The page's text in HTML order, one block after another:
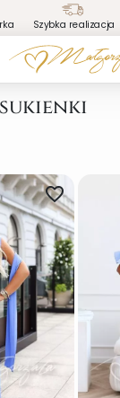
Szybka realizacja
favorite_border